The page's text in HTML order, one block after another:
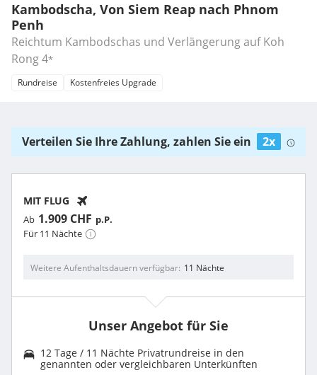
Kambodscha, Von Siem Reap nach Phnom
Penh
Reichtum Kambodschas und Verlängerung auf Koh
Rong4*
Rundreise Kostenfreies Upgrade
Verteilen Sie Ihre Zahlung, zahlen Sie ein 2x
MIT FLUG
Ab 1.909 CHF p.P.
Für 11 Nächte
Weitere Aufenthaltsdauern verfügbar 11 Nächte
Unser Angebot für Sie
12 Tage / 11 Nächte Privatrundreise in den
genannten oder vergleichbaren Unterkünften